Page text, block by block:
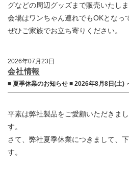
グなどの周辺グッズまで販売いたしま
会場はワンちゃん連れでもOKとなっ
ぜひご家族でお立ち寄りください。
2026年07月23日
会社情報
■ 夏季休業のお知らせ ■ 2026年8月8日(土)
平素は弊社製品をご愛顧いただきま
す。
さて、弊社夏季休業につきまして、
す。